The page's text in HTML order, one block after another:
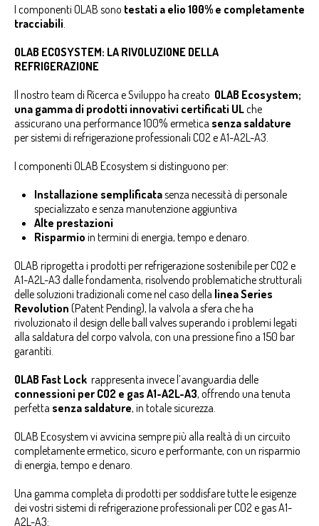
I componenti OLAB sono testati a elio 100% e completamente
tracciabili.
OLAB ECOSYSTEM: LA RIVOLUZIONE DELLA
REFRIGERAZIONE
Il nostro team di Ricerca e Sviluppo ha creato OLAB Ecosystem;
una gamma di prodotti innovativi certificati ULche
assicurano una performance 100% ermetica senza saldature
per sistemi di refrigerazione professionali CO2 e A1-A2L-A3.
I componenti OLAB Ecosystem si distinguono per:
Installazione semplificatasenza necessità di personale
specializzato e senza manutenzione aggiuntiva
Alte prestazioni
Risparmio in termini di energia, tempo e denaro.
OLAB riprogetta i prodotti per refrigerazione sostenibile per CO2 e
A1-A2L-A3 dalle fondamenta, risolvendo problematiche strutturali
delle soluzioni tradizionali come nel caso della linea Series
Revolution (Patent Pending), la valvola a sfera che ha
rivoluzionato il design delle ball valves superando i problemi legati
alla saldatura del corpo valvola, con una pressione fino a 150 bar
garantiti.
OLAB Fast Lock rappresenta invece l’avanguardia delle
connessioni per CO2 e gas A1-A2L-A3, offrendo una tenuta
perfetta senza saldature, in totale sicurezza.
OLAB Ecosystem vi avvicina sempre più alla realtà di un circuito
completamente ermetico, sicuro e performante, con un risparmio
di energia, tempo e denaro.
Una gamma completa di prodotti per soddisfare tutte le esigenze
dei vostri sistemi di refrigerazione professionali per CO2 e gas A1-
A2L-A3: